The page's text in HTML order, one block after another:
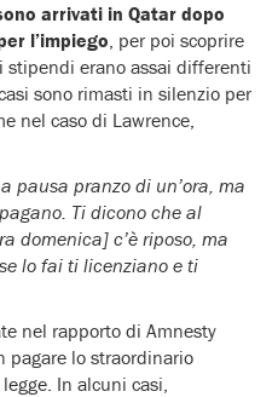
arrivati in Qatar dopo
l’impiego, per poi scoprire
stipendi erano assai differenti
sono rimasti in silenzio per
nel caso di Lawrence,
pausa pranzo di un’ora, ma
Ti dicono che al
domenica] c’è riposo, ma
lo fai ti licenziano e ti
nel rapporto di Amnesty
pagare lo straordinario
In alcuni casi,